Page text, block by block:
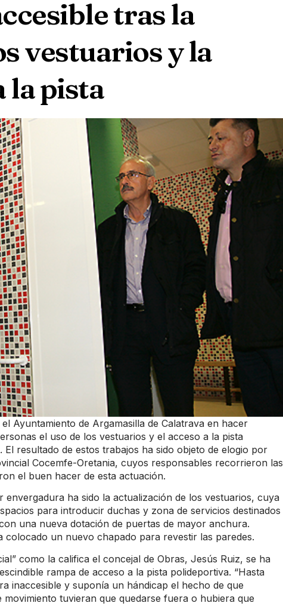
tras la
vestuarios y la
la pista
Ayuntamiento de Argamasilla de Calatrava en hacer
el uso de los vestuarios y el acceso a la pista
El resultado de estos trabajos ha sido objeto de elogio por
Cocemfe-Oretania, cuyos responsables recorrieron las
el buen hacer de esta actuación.
envergadura ha sido la actualización de los vestuarios, cuya
para introducir duchas y zona de servicios destinados
una nueva dotación de puertas de mayor anchura.
colocado un nuevo chapado para revestir las paredes.
como la califica el concejal de Obras, Jesús Ruiz, se ha
rampa de acceso a la pista polideportiva. “Hasta
inaccesible y suponía un hándicap el hecho de que
movimiento tuvieran que quedarse fuera o hubiera que